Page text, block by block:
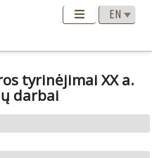
tyrinėjimai XX a.
darbai